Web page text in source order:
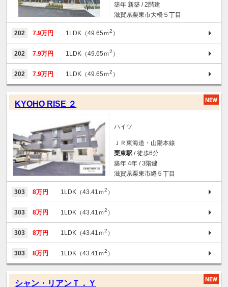
築年 新築 / 2階建
滋賀県栗東市大橋５丁目
202 7.9万円 1LDK（49.65ｍ2 ）
202 7.9万円 1LDK（49.65ｍ2 ）
202 7.9万円 1LDK（49.65ｍ2 ）
KYOHO RISE ２
ハイツ
ＪＲ東海道・山陽本線
栗東駅 / 徒歩6分
築年 4年 / 3階建
滋賀県栗東市綣５丁目
303 8万円 1LDK（43.41ｍ2 ）
303 8万円 1LDK（43.41ｍ2 ）
303 8万円 1LDK（43.41ｍ2 ）
303 8万円 1LDK（43.41ｍ2 ）
シャン・リアンＴ．Ｙ